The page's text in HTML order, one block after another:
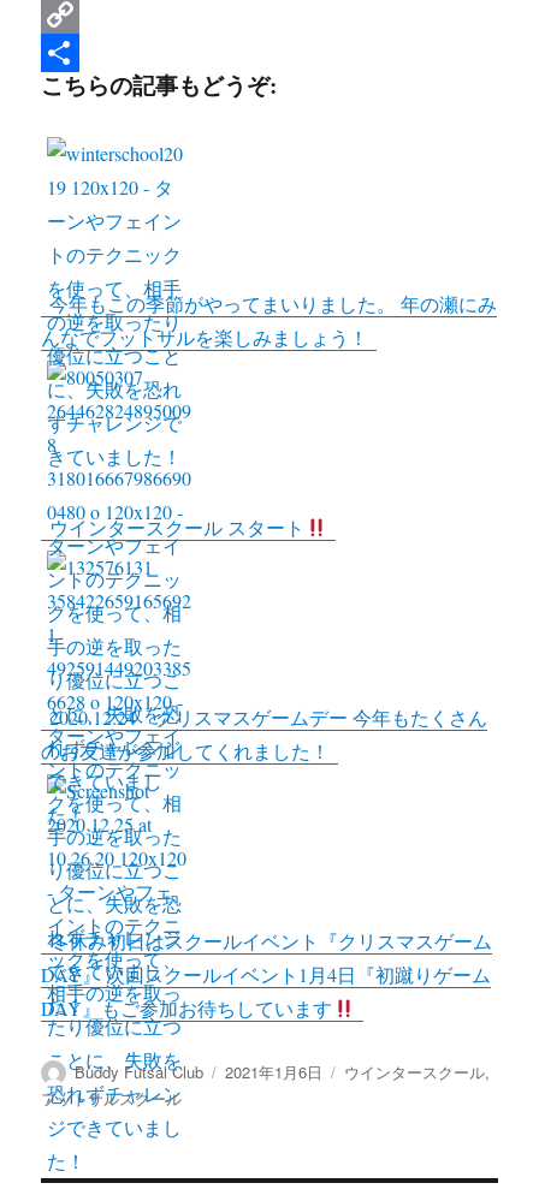
c
e
b
w
t
L
n
C
o
n
k
共
こちらの記事もどうぞ:
今年もこの季節がやってまいりました。 年の瀬にみ
んなでフットサルを楽しみましょう！
ウインタースクール スタート
2020.12.24 クリスマスゲームデー 今年もたくさん
のお友達が参加してくれました！
冬休み初日はスクールイベント『クリスマスゲーム
DAY』 次回スクールイベント1月4日『初蹴りゲーム
DAY』もご参加お待ちしています
投
稿
者
Buddy Futsal Club
投
2021年1月6日
カ
ウインタースクール,
フットサルスクール